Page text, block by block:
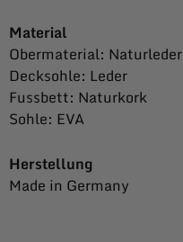
Material
Obermaterial: Naturleder
Decksohle: Leder
Fussbett: Naturkork
Sohle: EVA
Herstellung
Made in Germany